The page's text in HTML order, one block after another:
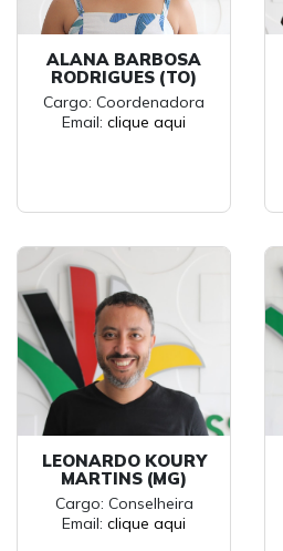
ALANA BARBOSA
RODRIGUES (TO)
Cargo: Coordenadora
Email: clique aqui
LEONARDO KOURY
MARTINS (MG)
Cargo: Conselheira
Email: clique aqui